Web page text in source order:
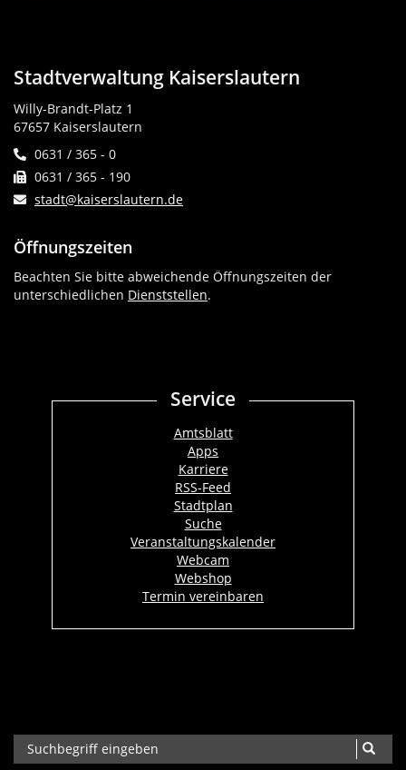
Stadtverwaltung Kaiserslautern
Willy-Brandt-Platz 1
67657 Kaiserslautern
0631 / 365 - 0
0631 / 365 - 190
stadt@kaiserslautern.de
Öffnungszeiten
Beachten Sie bitte abweichende Öffnungszeiten der
unterschiedlichen Dienststellen.
Service
Amtsblatt
Apps
Karriere
RSS-Feed
Stadtplan
Suche
Veranstaltungskalender
Webcam
Webshop
Termin vereinbaren